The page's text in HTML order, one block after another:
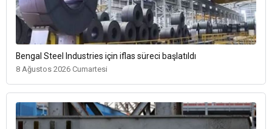
Bengal Steel Industries için iflas süreci başlatıldı
8 Ağustos 2026 Cumartesi